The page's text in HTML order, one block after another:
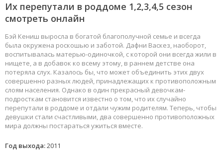
Их перепутали в роддоме 1,2,3,4,5 сезон
смотреть онлайн
Бэй Кениш выросла в богатой благополучной семье и всегда
была окружена роскошью и заботой. Дафни Васкез, наоборот,
воспитывалась матерью-одиночкой, с которой они всегда жили в
нищете, а в добавок ко всему этому, в раннем детстве она
потеряла слух. Казалось бы, что может объединить этих двух
совершенно разных людей, принадлежащих к противоположным
слоям населения. Однако в один прекрасный девочкам-
подросткам становится известно о том, что их случайно
перепутали в роддоме и отдали чужим родителям. Теперь, чтобы
девушки стали счастливыми, два совершенно противоположных
мира должны постараться ужиться вместе.
Год выхода:2011